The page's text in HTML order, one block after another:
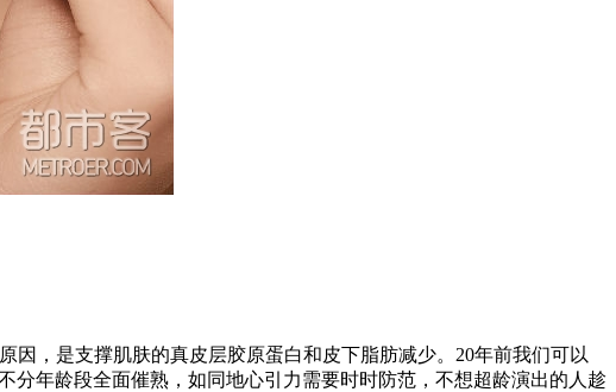
，是支撑肌肤的真皮层胶原蛋白和皮下脂肪减少。20年前我们可以
年龄段全面催熟，如同地心引力需要时时防范，不想超龄演出的人趁